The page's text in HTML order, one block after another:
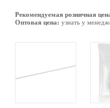
Рекомендуемая розничная
Оптовая цена: узнать у